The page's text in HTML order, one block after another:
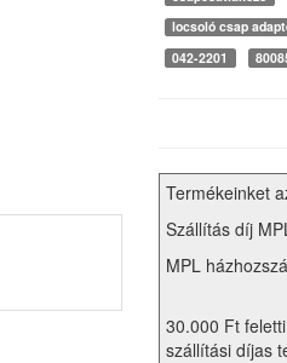
locsoló csap
042-2201
Termékeinket
Szállítás díj
MPL
30.000 Ft
szállítási díjas